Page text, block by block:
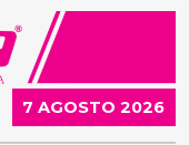
7 AGOSTO 2026